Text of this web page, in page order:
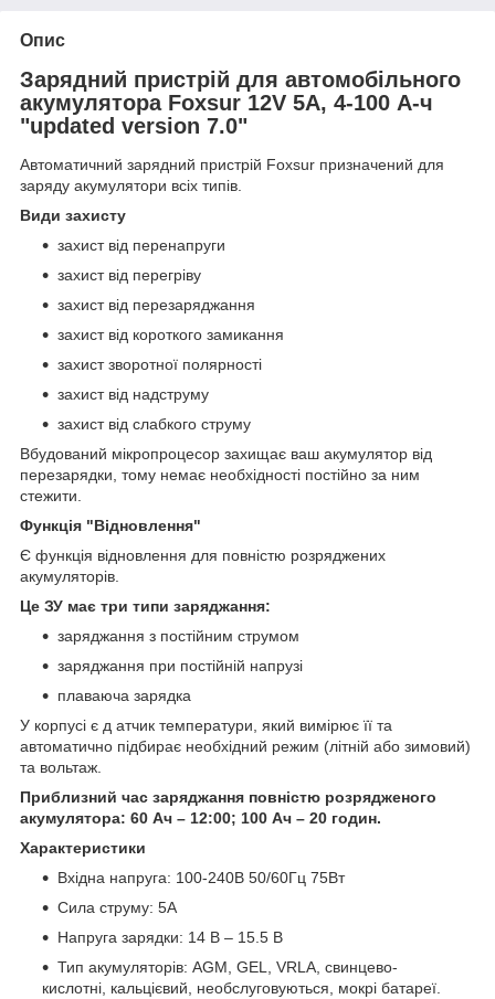
Опис
Зарядний пристрій для автомобільного
акумулятора Foxsur 12V 5A, 4-100 А-ч
"updated version 7.0"
Автоматичний зарядний пристрій Foxsur призначений для
заряду акумулятори всіх типів.
Види захисту
захист від перенапруги
захист від перегріву
захист від перезаряджання
захист від короткого замикання
захист зворотної полярності
захист від надструму
захист від слабкого струму
Вбудований мікропроцесор захищає ваш акумулятор від
перезарядки, тому немає необхідності постійно за ним
стежити.
Функція "Відновлення"
Є функція відновлення для повністю розряджених
акумуляторів.
Це ЗУ має три типи заряджання:
заряджання з постійним струмом
заряджання при постійній напрузі
плаваюча зарядка
У корпусі є д атчик температури, який вимірює її та
автоматично підбирає необхідний режим (літній або зимовий)
та вольтаж.
Приблизний час заряджання повністю розрядженого
акумулятора: 60 Ач – 12:00; 100 Ач – 20 годин.
Характеристики
Вхідна напруга: 100-240В 50/60Гц 75Вт
Сила струму: 5А
Напруга зарядки: 14 В – 15.5 В
Тип акумуляторів: AGM, GEL, VRLA, свинцево-
кислотні, кальцієвий, необслуговуються, мокрі батареї.